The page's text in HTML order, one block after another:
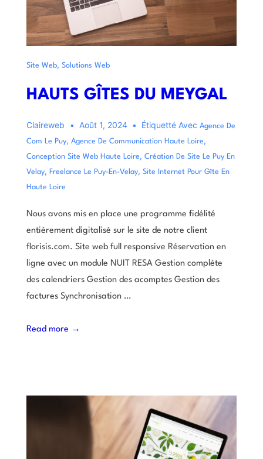
Site Web, Solutions Web
HAUTS GÎTES DU MEYGAL
Claireweb Août 1, 2024 Étiquetté AvecAgence De
Com Le Puy, Agence De Communication Haute Loire,
Conception Site Web Haute Loire, Création De Site Le Puy En
Velay, Freelance Le Puy-En-Velay, Site Internet Pour Gîte En
Haute Loire
Nous avons mis en place une programme fidélité
entièrement digitalisé sur le site de notre client
florisis.com. Site web full responsive Réservation en
ligne avec un module NUIT RESA Gestion complète
des calendriers Gestion des acomptes Gestion des
factures Synchronisation …
Read more →